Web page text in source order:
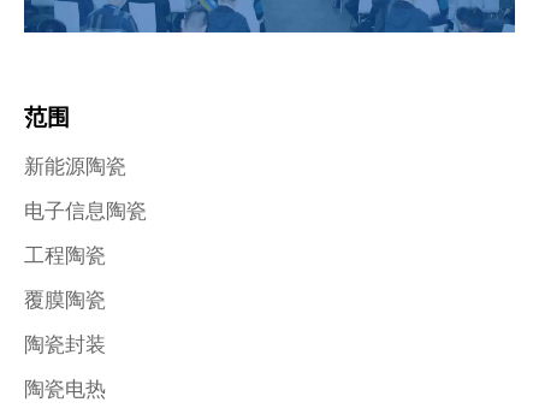
范围
新能源陶瓷
电子信息陶瓷
工程陶瓷
覆膜陶瓷
陶瓷封装
陶瓷电热